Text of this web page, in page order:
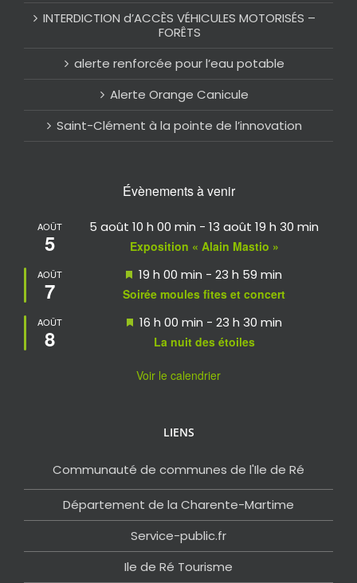
INTERDICTION d’ACCÈS VÉHICULES MOTORISÉS –
FORÊTS
alerte renforcée pour l’eau potable
Alerte Orange Canicule
Saint-Clément à la pointe de l’innovation
Évènements à venir
AOÛT
5
5 août 10 h 00 min - 13 août 19 h 30 min
Exposition « Alain Mastio »
AOÛT
7
Mis
en
avant
19 h 00 min - 23 h 59 min
Soirée moules fites et concert
AOÛT
8
Mis
avant
16 h 00 min - 23 h 30 min
La nuit des étoiles
Voir le calendrier
LIENS
Communauté de communes de l'Ile de Ré
Département de la Charente-Martime
Service-public.fr
Ile de Ré Tourisme